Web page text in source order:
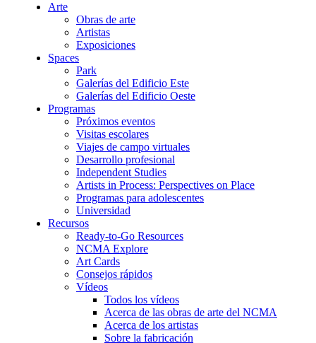
Arte
Obras de arte
Artistas
Exposiciones
Spaces
Park
Galerías del Edificio Este
Galerías del Edificio Oeste
Programas
Próximos eventos
Visitas escolares
Viajes de campo virtuales
Desarrollo profesional
Independent Studies
Artists in Process: Perspectives on Place
Programas para adolescentes
Universidad
Recursos
Ready-to-Go Resources
NCMA Explore
Art Cards
Consejos rápidos
Vídeos
Todos los vídeos
Acerca de las obras de arte del NCMA
Acerca de los artistas
Sobre la fabricación